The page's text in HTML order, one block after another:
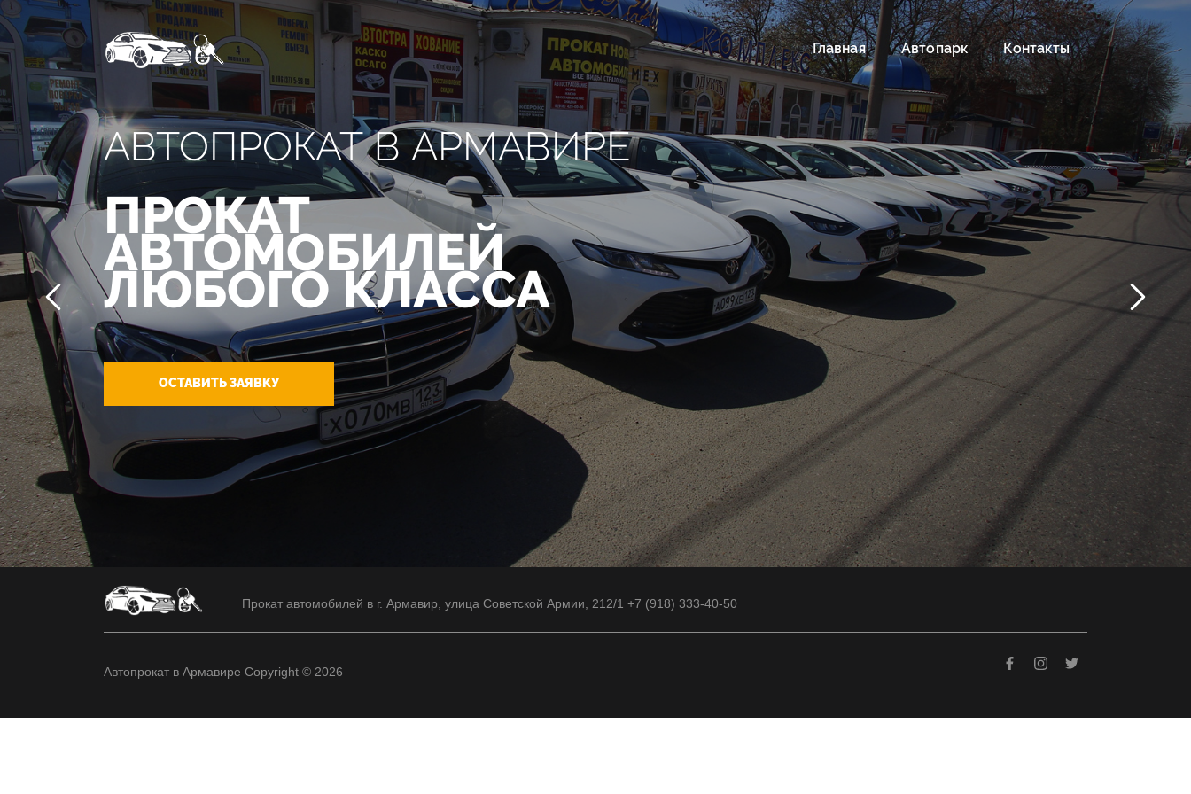
Главная Автопарк Контакты
АВТОПРОКАТ В АРМАВИРЕ
ПРОКАТ
АВТОМОБИЛЕЙ
ЛЮБОГО КЛАССА
ОСТАВИТЬ ЗАЯВКУ
Прокат автомобилей в г. Армавир, улица Советской Армии, 212/1 +7 (918) 333-40-50
Автопрокат в Армавире Copyright © 2026